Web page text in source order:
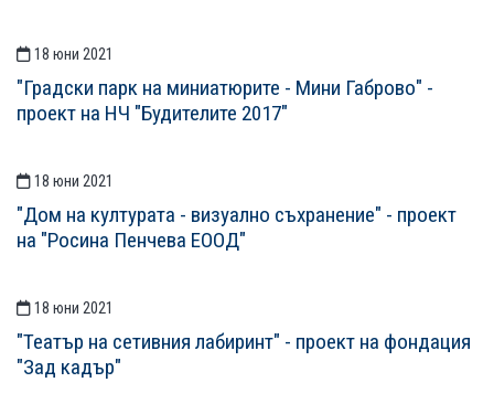
18 юни 2021
"Градски парк на миниатюрите - Мини Габрово" -
проект на НЧ "Будителите 2017"
18 юни 2021
"Дом на културата - визуално съхранение" - проект
на "Росина Пенчева ЕООД"
18 юни 2021
"Театър на сетивния лабиринт" - проект на фондация
"Зад кадър"